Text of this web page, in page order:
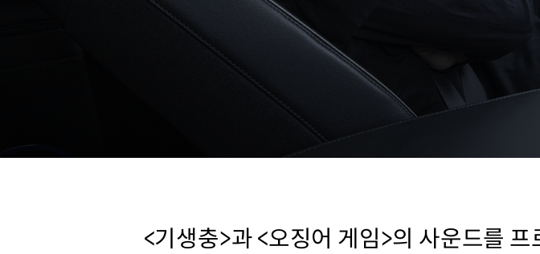
<기생충>과 <오징어 게임>의 사운드를